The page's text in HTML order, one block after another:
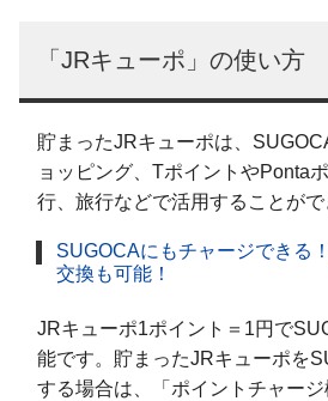
「JRキューポ」の使い方
貯まったJRキューポは、
ョッピング、TポイントやPonta
行、旅行などで活用することがで
SUGOCAにもチャージできる
交換も可能！
JRキューポ1ポイント＝1円で
能です。貯まったJRキューポを
する場合は、「ポイントチャージ